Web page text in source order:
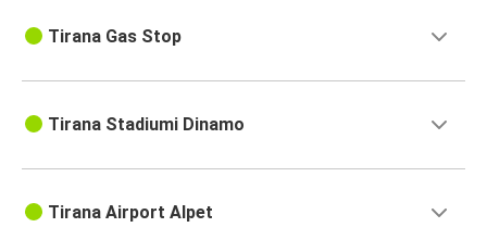
Struga
Tirana
Koman
Tirana Gas Stop
Tirana Stadiumi Dinamo
Tirana Airport Alpet